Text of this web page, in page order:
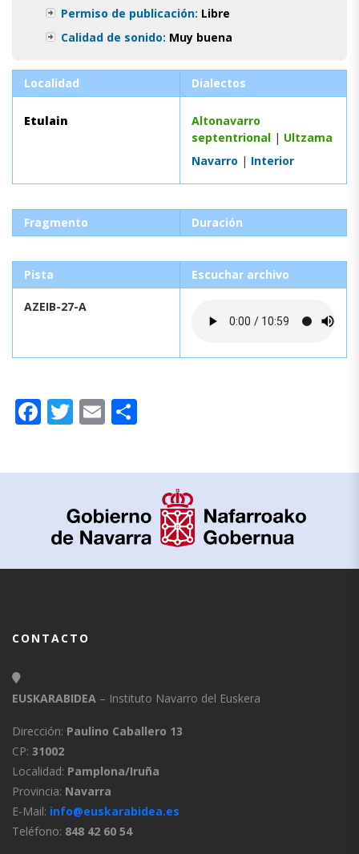
Permiso de publicación: Libre
Calidad de sonido: Muy buena
Localidad Dialectos
Etulain
Altonavarro
septentrional | Ultzama
Navarro | Interior
Fragmento Duración
Pista Escuchar archivo
AZEIB-27-A
Facebook
Twitter
Email
CONTACTO
EUSKARABIDEA – Instituto Navarro del Euskera
Dirección: Paulino Caballero 13
CP: 31002
Localidad: Pamplona/Iruña
Provincia: Navarra
E-Mail: info@euskarabidea.es
Teléfono: 848 42 60 54